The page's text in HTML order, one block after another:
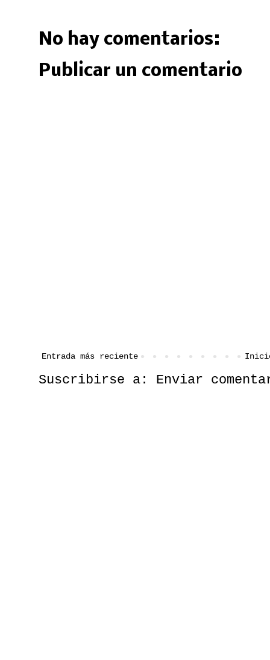
No hay comentarios:
Publicar un comentario
Entrada más reciente
Suscribirse a: Enviar